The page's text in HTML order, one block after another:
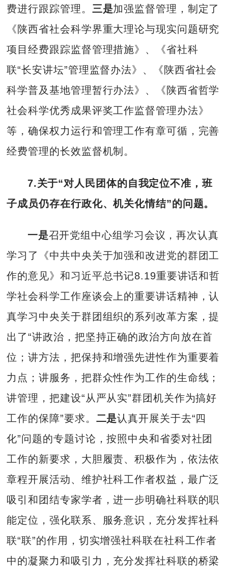
费进行跟踪管理。 三是加强监督管理，制定了
《陕西省社会科学界重大理论与现实问题研究
项目经费跟踪监督管理措施》、《省社科
联“长安讲坛”管理监督办法》、《陕西省社会
科学普及基地管理暂行办法》、《陕西省哲学
社会科学优秀成果评奖工作监督管理办法》
等，确保权力运行和管理工作有章可循，完善
经费管理的长效监督机制。
7.关于“对人民团体的自我定位不准，班
子成员仍存在行政化、机关化情结”的问题。
一是召开党组中心组学习会议，再次认真
学习了《中共中央关于加强和改进党的群团工
作的意见》和习近平总书记8.19重要讲话和哲
学社会科学工作座谈会上的重要讲话精神，认
真学习中央关于群团组织的系列改革方案，提
出了“讲政治，把坚持正确的政治方向放在首
位；讲方法，把保持和增强先进性作为重要着
力点；讲服务，把群众性作为工作的生命线；
讲管理，把建设“从严从实”群团机关作为搞好
工作的保障”要求。 二是认真开展关于去“四
化”问题的专题讨论，按照中央和省委对社团
工作的新要求，大胆履责、积极作为，依法依
章程开展活动、维护社科工作者权益，最广泛
吸引和团结专家学者，进一步明确社科联的职
能定位，强化联系、服务意识，充分发挥社科
联“联”的作用，切实增强社科联在社科工作者
中的凝聚力和吸引力，充分发挥社科联的桥梁